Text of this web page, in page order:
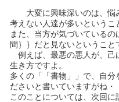
大変に興味深いのは、悩
考えない人達が多いというこ
また、当方が気づいている
間｝｝だと見ないということ
例えば、最悪の悪人が、己
生き方ですよ。
多くの「「書物」」で、自
ださいと書いていますがね・
このことについては、次回に